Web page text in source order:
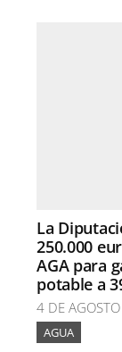
La
250.000
AGA para
potable a
4 DE
AGUA